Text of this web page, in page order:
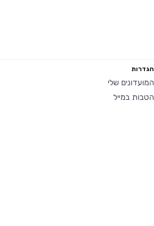
הגדרות
המועדונים שלי
הטבות במייל